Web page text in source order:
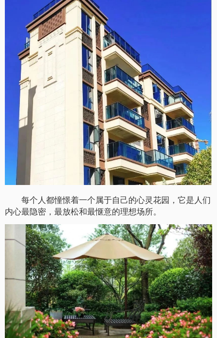
每个人都憧憬着一个属于自己的心灵花园，它是人们
内心最隐密，最放松和最惬意的理想场所。